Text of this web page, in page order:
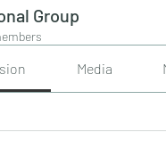
Group
Media